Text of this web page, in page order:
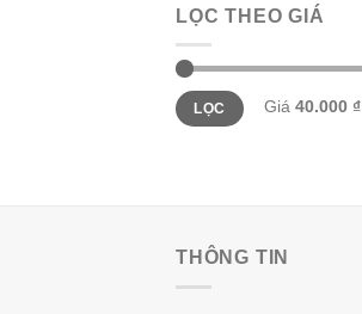
LỌC THEO GIÁ
Giá
thấp
nhất
Giá
cao
nhất
LỌC Giá 40.000 ₫
THÔNG TIN